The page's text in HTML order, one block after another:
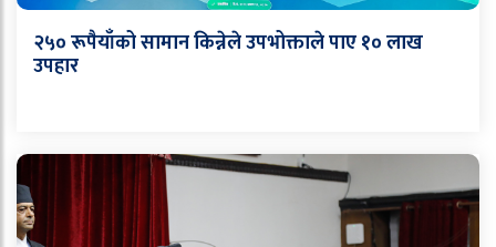
२५० रूपैयाँको सामान किन्नेले उपभोक्ताले पाए १० लाख
उपहार